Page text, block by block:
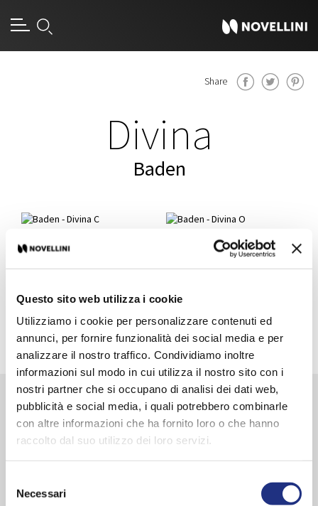
Questo sito web utilizza i cookie
Utilizziamo i cookie per personalizzare contenuti ed
annunci, per fornire funzionalità dei social media e per
analizzare il nostro traffico. Condividiamo inoltre
informazioni sul modo in cui utilizza il nostro sito con i
nostri partner che si occupano di analisi dei dati web,
pubblicità e social media, i quali potrebbero combinarle
con altre informazioni che ha fornito loro o che hanno
raccolto dal suo utilizzo dei loro servizi.
delNecessari
Share
Divina
Baden
Divina O
De wellness Nieuwsbrief
Schrijf u snel in voor onze nieuwsbrief en blijf op de
hoogte van het laatste nieuws van Novellini.